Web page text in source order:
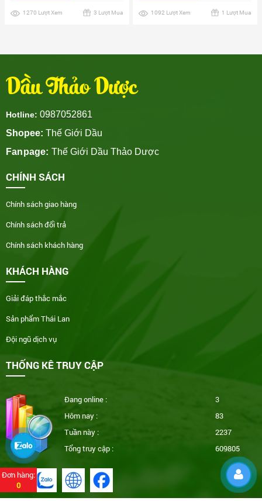
1270 Lượt Xem 3 Lượt Mua 1092 Lượt Xem 1 Lượt Mua
Dầu Thảo Dược
Hotline: 0987052861
Shopee: Thế Giới Dầu
Fanpage: Thế Giới Dầu Thảo Dược
CHÍNH SÁCH
Chính sách giao hàng
Chính sách đổi trả
Chính sách khách hàng
KHÁCH HÀNG
Giải đáp thắc mắc
Sản phẩm Thái Lan
Đội ngũ dịch vụ
THỐNG KÊ TRUY CẬP
Đang online :
3
Hôm nay :
83
Tuần này :
2237
Tổng truy cập :
609805
Đơn hàng:
0